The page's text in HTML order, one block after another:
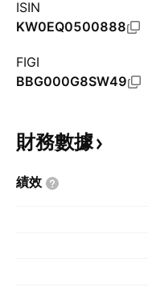
ISIN
KW0EQ0500888
FIGI
BBG000G8SW49
財務數據
績效